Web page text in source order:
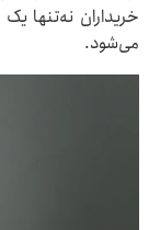
خریداران نه‌تنها
می‌شود.